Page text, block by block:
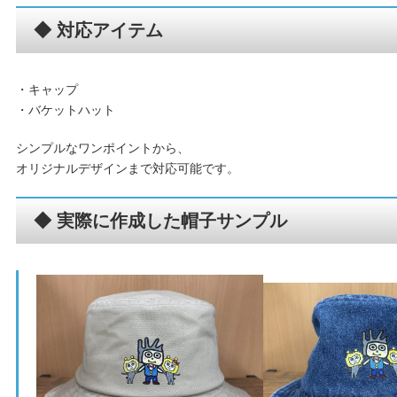
◆ 対応アイテム
・キャップ
・バケットハット
シンプルなワンポイントから、
オリジナルデザインまで対応可能です。
◆ 実際に作成した帽子サンプル